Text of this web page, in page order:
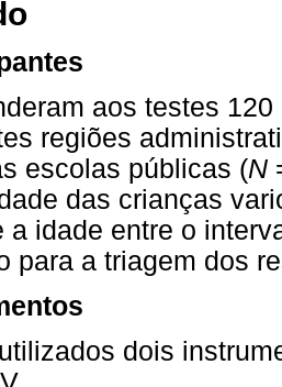
aos testes
regiões
escolas públicas (N
das crianças
a idade entre o
para a triagem dos
dois